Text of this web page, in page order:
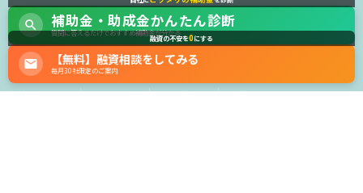
鹿児島県 給付金
沖縄県 給付金
全国 給付金
その他 給付金
行政・外部団体
経済産業省 中小企業庁 厚生労働省 農林水産省
補助金・助成金かんたん診断
質問に答えるだけでおすすめ補助金が分かる
融資の不安を0にする
【無料】融資相談をしてみる
毎月30社限定のご案内